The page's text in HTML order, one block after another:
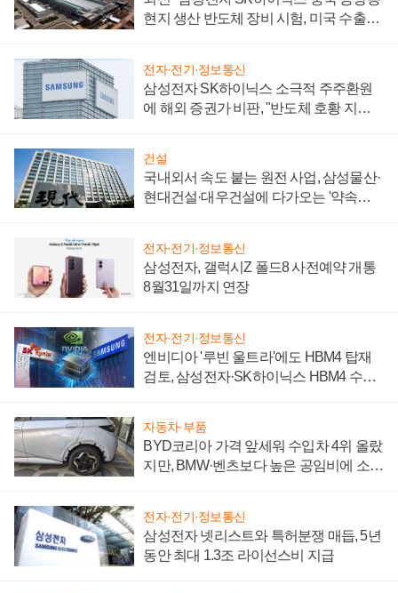
현지 생산 반도체 장비 시험, 미국 수출통
전자·전기·정보통신
삼성전자 SK하이닉스 소극적 주주환원
에 해외 증권가 비판, "반도체 호황 지속
건설
국내외서 속도 붙는 원전 사업, 삼성물산·
현대건설·대우건설에 다가오는 '약속의
전자·전기·정보통신
삼성전자, 갤럭시Z 폴드8 사전예약 개통
8월31일까지 연장
전자·전기·정보통신
엔비디아 '루빈 울트라'에도 HBM4 탑재
검토, 삼성전자·SK하이닉스 HBM4 수율
자동차·부품
BYD코리아 가격 앞세워 수입차 4위 올랐
지만, BMW·벤츠보다 높은 공임비에 소비
전자·전기·정보통신
삼성전자 넷리스트와 특허분쟁 매듭, 5년
동안 최대 1.3조 라이선스비 지급